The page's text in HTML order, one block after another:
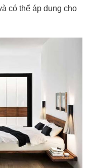
có thể áp dụng cho